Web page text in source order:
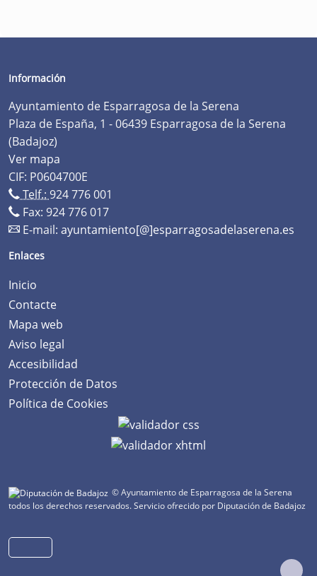
Información
Ayuntamiento de Esparragosa de la Serena
Plaza de España, 1 - 06439 Esparragosa de la Serena
(Badajoz)
Ver mapa
CIF: P0604700E
Telf.: 924 776 001
Fax: 924 776 017
E-mail: ayuntamiento[@]esparragosadelaserena.es
Enlaces
Inicio
Contacte
Mapa web
Aviso legal
Accesibilidad
Protección de Datos
Política de Cookies
© Ayuntamiento de Esparragosa de la Serena
todos los derechos reservados.Servicio ofrecido por Diputación de Badajoz